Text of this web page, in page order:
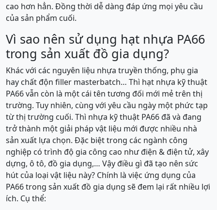
cao hơn hẳn. Đồng thời dễ dàng đáp ứng mọi yêu cầu
của sản phẩm cuối.
Vì sao nên sử dụng hạt nhựa PA66
trong sản xuất đồ gia dụng?
Khác với các nguyên liệu nhựa truyền thống, phụ gia
hay chất độn filler masterbatch… Thì hạt nhựa kỹ thuật
PA66 vẫn còn là một cái tên tương đối mới mẻ trên thị
trường. Tuy nhiên, cùng với yêu cầu ngày một phức tạp
từ thị trường cuối. Thì nhựa kỹ thuật PA66 đã và đang
trở thành một giải pháp vật liệu mới được nhiều nhà
sản xuất lựa chọn. Đặc biệt trong các ngành công
nghiệp có trình độ gia công cao như điện & điện tử, xây
dựng, ô tô, đồ gia dụng,… Vậy điều gì đã tạo nên sức
hút của loại vật liệu này? Chính là việc ứng dụng của
PA66 trong sản xuất đồ gia dụng sẽ đem lại rất nhiều lợi
ích. Cụ thể: